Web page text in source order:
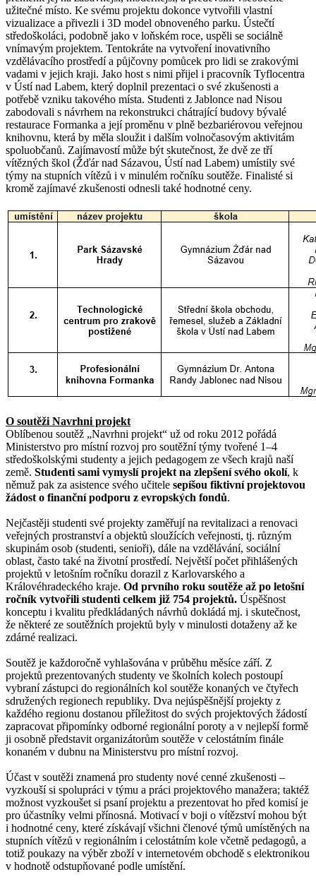
užitečné místo. Ke svému projektu dokonce vytvořili vlastní
vizualizace a přivezli i 3D model obnoveného parku. Ústečtí
středoškoláci, podobně jako v loňském roce, uspěli se sociálně
vnímavým projektem. Tentokráte na vytvoření inovativního
vzdělávacího prostředí a půjčovny pomůcek pro lidi se zrakovými
vadami v jejich kraji. Jako host s nimi přijel i pracovník Tyflocentra
v Ústí nad Labem, který doplnil prezentaci o své zkušenosti a
potřebě vzniku takového místa. Studenti z Jablonce nad Nisou
zabodovali s návrhem na rekonstrukci chátrající budovy bývalé
restaurace Formanka a její proměnu v plně bezbariérovou veřejnou
knihovnu, která by měla sloužit i dalším volnočasovým aktivitám
spoluobčanů. Zajímavostí může být skutečnost, že dvě ze tří
vítězných škol (Žďár nad Sázavou, Ústí nad Labem) umístily své
týmy na stupních vítězů i v minulém ročníku soutěže. Finalisté si
kromě zajímavé zkušenosti odnesli také hodnotné ceny.
O soutěži Navrhni projekt
Oblíbenou soutěž „Navrhni projekt“ už od roku 2012 pořádá
Ministerstvo pro místní rozvoj pro soutěžní týmy tvořené 1–4
středoškolskými studenty a jejich pedagogem ze všech krajů naší
země. Studenti sami vymyslí projekt na zlepšení svého okolí, k
němuž pak za asistence svého učitele sepíšou fiktivní projektovou
žádost o finanční podporu z evropských fondů.
Nejčastěji studenti své projekty zaměřují na revitalizaci a renovaci
veřejných prostranství a objektů sloužících veřejnosti, tj. různým
skupinám osob (studenti, senioři), dále na vzdělávání, sociální
oblast, často také na životní prostředí. Největší počet přihlášených
projektů v letošním ročníku dorazil z Karlovarského a
Královéhradeckého kraje. Od prvního roku soutěže až po letošní
ročník vytvořili studenti celkem již 754 projektů. Úspěšnost
konceptu i kvalitu předkládaných návrhů dokládá mj. i skutečnost,
že některé ze soutěžních projektů byly v minulosti dotaženy až ke
zdárné realizaci.
Soutěž je každoročně vyhlašována v průběhu měsíce září. Z
projektů prezentovaných studenty ve školních kolech postoupí
vybraní zástupci do regionálních kol soutěže konaných ve čtyřech
sdružených regionech republiky. Dva nejúspěšnější projekty z
každého regionu dostanou příležitost do svých projektových žádostí
zapracovat připomínky odborné regionální poroty a v nejlepší formě
ji osobně představit organizátorům soutěže v celostátním finále
konaném v dubnu na Ministerstvu pro místní rozvoj.
Účast v soutěži znamená pro studenty nové cenné zkušenosti –
vyzkouší si spolupráci v týmu a práci projektového manažera; taktéž
možnost vyzkoušet si psaní projektu a prezentovat ho před komisí je
pro účastníky velmi přínosná. Motivací v boji o vítězství mohou být
i hodnotné ceny, které získávají všichni členové týmů umístěných na
stupních vítězů v regionálním i celostátním kole včetně pedagogů, a
totiž poukazy na výběr zboží v internetovém obchodě s elektronikou
v hodnotě odstupňované podle umístění.